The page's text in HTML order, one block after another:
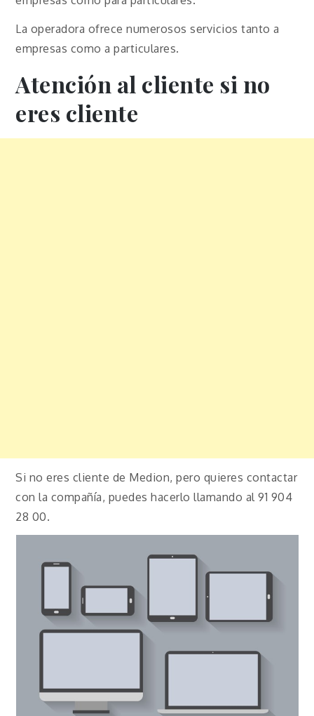
La operadora ofrece numerosos servicios tanto a
empresas como a particulares.
Atención al cliente si no
eres cliente
Si no eres cliente de Medion, pero quieres contactar
con la compañía, puedes hacerlo llamando al 91 904
28 00.